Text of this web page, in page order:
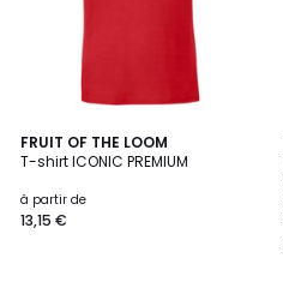
FRUIT OF THE LOOM
T-shirt ICONIC PREMIUM
à partir de
13,15 €
5
/
24
Couleurs